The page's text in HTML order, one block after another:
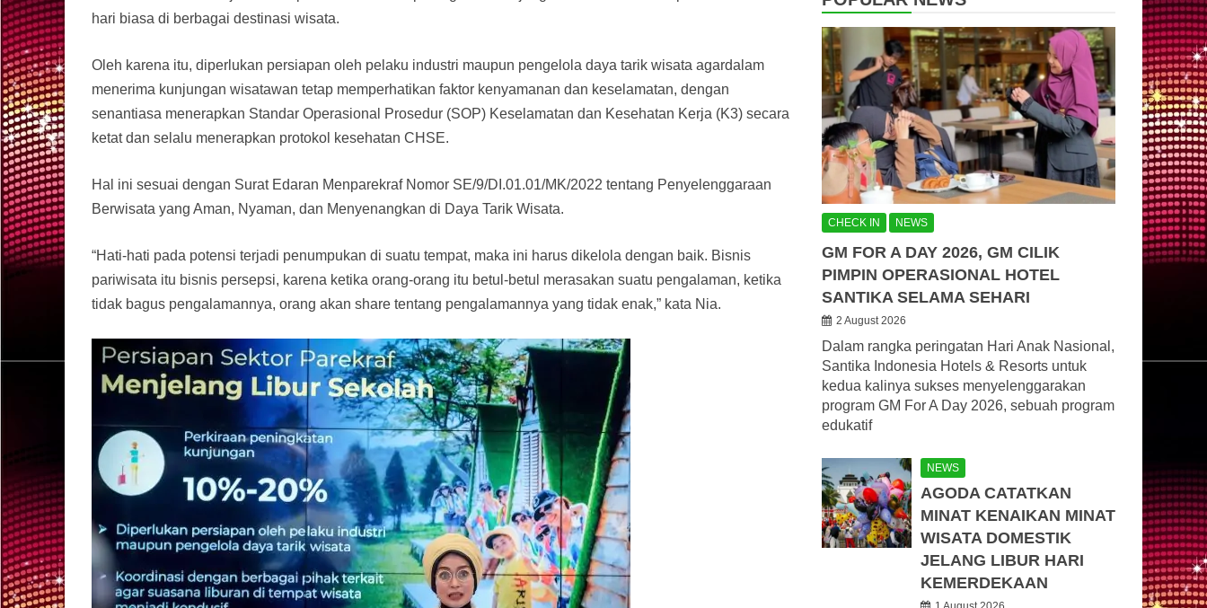
hari biasa di berbagai destinasi wisata.
Oleh karena itu, diperlukan persiapan oleh pelaku industri maupun pengelola daya tarik wisata agardalam
menerima kunjungan wisatawan tetap memperhatikan faktor kenyamanan dan keselamatan, dengan
senantiasa menerapkan Standar Operasional Prosedur (SOP) Keselamatan dan Kesehatan Kerja (K3) secara
ketat dan selalu menerapkan protokol kesehatan CHSE.
Hal ini sesuai dengan Surat Edaran Menparekraf Nomor SE/9/DI.01.01/MK/2022 tentang Penyelenggaraan
Berwisata yang Aman, Nyaman, dan Menyenangkan di Daya Tarik Wisata.
“Hati-hati pada potensi terjadi penumpukan di suatu tempat, maka ini harus dikelola dengan baik. Bisnis
pariwisata itu bisnis persepsi, karena ketika orang-orang itu betul-betul merasakan suatu pengalaman, ketika
tidak bagus pengalamannya, orang akan share tentang pengalamannya yang tidak enak,” kata Nia.
CHECK IN NEWS
GM FOR A DAY 2026, GM CILIK
PIMPIN OPERASIONAL HOTEL
SANTIKA SELAMA SEHARI
2 August 2026
Dalam rangka peringatan Hari Anak Nasional,
Santika Indonesia Hotels & Resorts untuk
kedua kalinya sukses menyelenggarakan
program GM For A Day 2026, sebuah program
edukatif
NEWS
AGODA CATATKAN
MINAT KENAIKAN MINAT
WISATA DOMESTIK
JELANG LIBUR HARI
KEMERDEKAAN